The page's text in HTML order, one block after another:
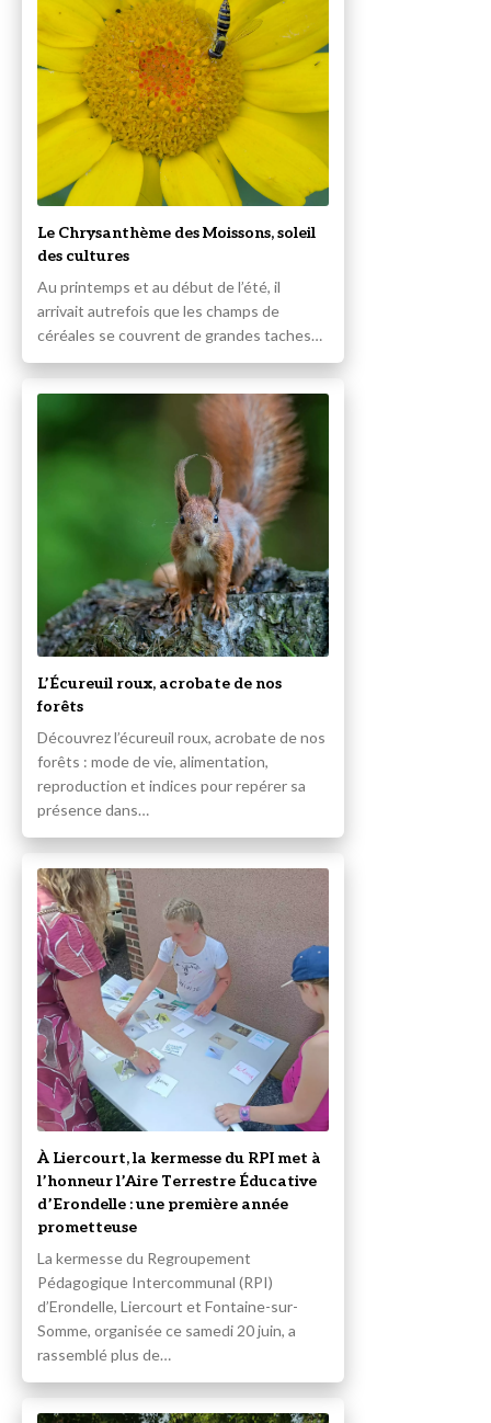
Le Chrysanthème des Moissons, soleil
des cultures
Au printemps et au début de l’été, il
arrivait autrefois que les champs de
céréales se couvrent de grandes taches…
L’Écureuil roux, acrobate de nos
forêts
Découvrez l’écureuil roux, acrobate de nos
forêts : mode de vie, alimentation,
reproduction et indices pour repérer sa
présence dans…
À Liercourt, la kermesse du RPI met à
l’honneur l’Aire Terrestre Éducative
d’Erondelle : une première année
prometteuse
La kermesse du Regroupement
Pédagogique Intercommunal (RPI)
d’Erondelle, Liercourt et Fontaine-sur-
Somme, organisée ce samedi 20 juin, a
rassemblé plus de…